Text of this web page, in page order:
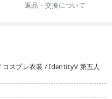
返品・交換について
コスプレ衣装 / IdentityV 第五人